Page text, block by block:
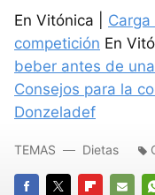
En Vitónica |
competición En
beber antes de
Consejos para la
Donzeladef
TEMAS Dietas